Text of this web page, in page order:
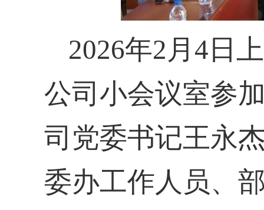
2026年2月4日
公司小会议室参
司 党委书记王永
委办工作人员、